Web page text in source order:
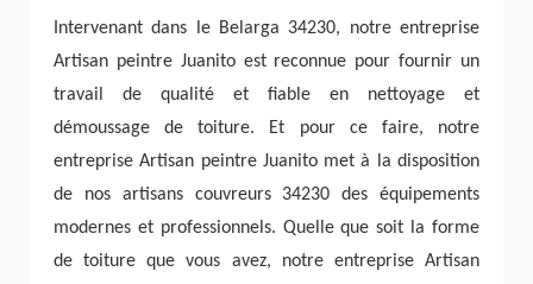
Intervenant dans le Belarga 34230, notre entreprise
Artisan peintre Juanito est reconnue pour fournir un
travail de qualité et fiable en nettoyage et
démoussage de toiture. Et pour ce faire, notre
entreprise Artisan peintre Juanito met à la disposition
de nos artisans couvreurs 34230 des équipements
modernes et professionnels. Quelle que soit la forme
de toiture que vous avez, notre entreprise Artisan